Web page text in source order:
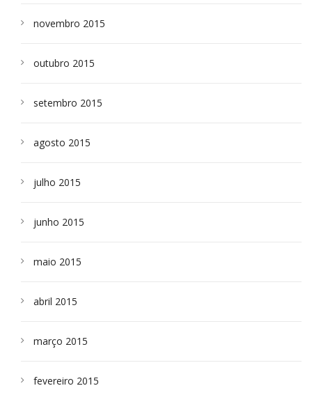
novembro 2015
outubro 2015
setembro 2015
agosto 2015
julho 2015
junho 2015
maio 2015
abril 2015
março 2015
fevereiro 2015